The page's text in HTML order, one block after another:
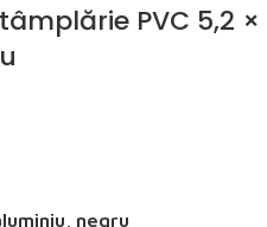
PVC 5,2 ×